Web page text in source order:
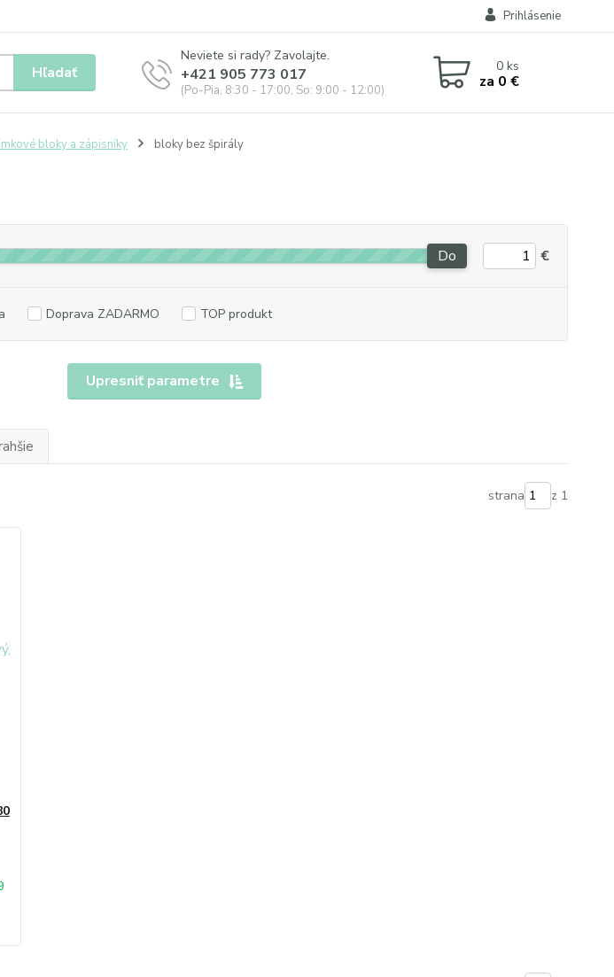
Prihlásenie
Hľadať
Neviete si rady? Zavolajte.
+421 905 773 017
(Po-Pia, 8:30 - 17:00, So: 9:00 - 12:00)
0ks
za 0 €
bloky a zápisníky bloky bez špirály
Upresniť parametre
Do €
Doprava ZADARMO TOP produkt
strana z 1